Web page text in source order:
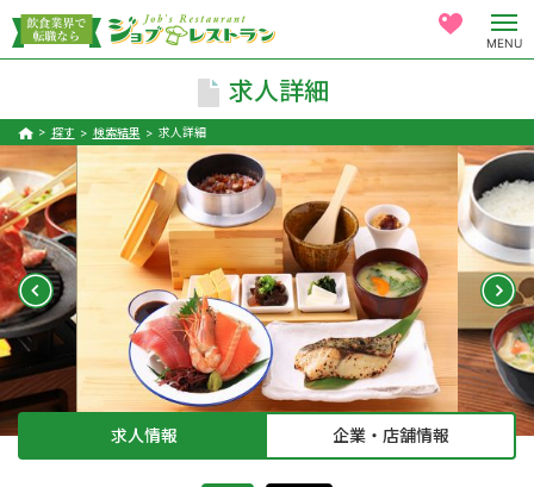
MENU
求人詳細
探す 検索結果 求人詳細
求人情報 企業・店舗情報